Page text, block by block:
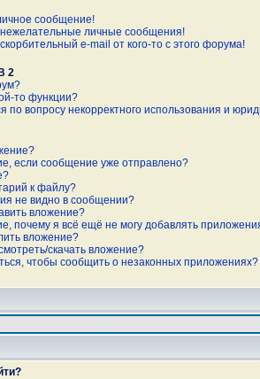
сообщение!
личные сообщения!
e-mail от кого-то с этого форума!
2
то функции?
по вопросу некорректного использования и
если сообщение уже отправлено?
к файлу?
не видно в сообщении?
вложение?
почему я всё ещё не могу добавлять
вложение?
скачать вложение?
чтобы сообщить о незаконных приложениях?